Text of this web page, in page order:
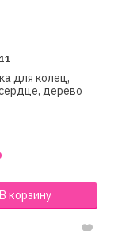
для колец,
дерево
В корзину